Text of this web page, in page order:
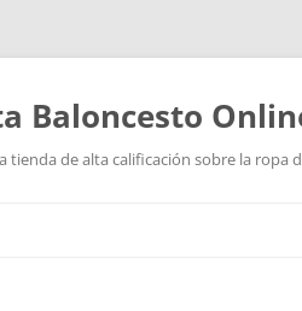
Baloncesto
tienda de alta calificación sobre la